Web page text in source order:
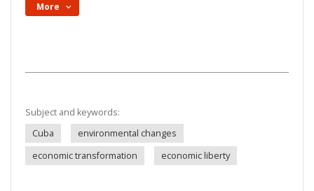
More
Subject and keywords:
Cuba
environmental changes
economic transformation
economic liberty